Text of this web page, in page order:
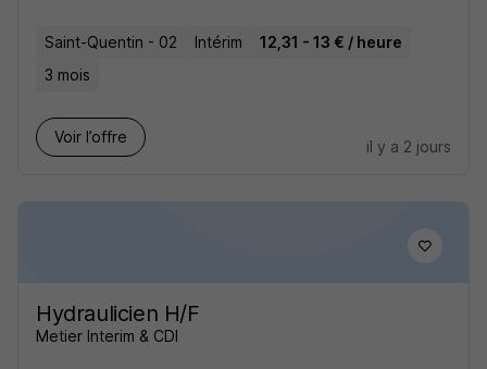
Saint-Quentin - 02 Intérim
12,31 - 13 € / heure
3 mois
Voir l’offre
il y a 2 jours
Hydraulicien H/F
Metier Interim & CDI